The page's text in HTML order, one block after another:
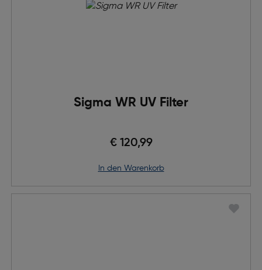
Sigma WR UV Filter
€ 120,99
in den Warenkorb